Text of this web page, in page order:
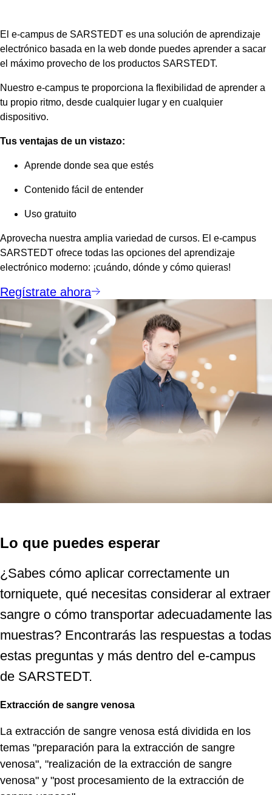
El e-campus de SARSTEDT es una solución de aprendizaje
electrónico basada en la web donde puedes aprender a sacar
el máximo provecho de los productos SARSTEDT.
Nuestro e-campus te proporciona la flexibilidad de aprender a
tu propio ritmo, desde cualquier lugar y en cualquier
dispositivo.
Tus ventajas de un vistazo:
Aprende donde sea que estés
Contenido fácil de entender
Uso gratuito
Aprovecha nuestra amplia variedad de cursos. El e-campus
SARSTEDT ofrece todas las opciones del aprendizaje
electrónico moderno: ¡cuándo, dónde y cómo quieras!
Regístrate ahora
Lo que puedes esperar
¿Sabes cómo aplicar correctamente un
torniquete, qué necesitas considerar al extraer
sangre o cómo transportar adecuadamente las
muestras? Encontrarás las respuestas a todas
estas preguntas y más dentro del e-campus
de SARSTEDT.
Extracción de sangre venosa
La extracción de sangre venosa está dividida en los
temas "preparación para la extracción de sangre
venosa", "realización de la extracción de sangre
venosa" y "post procesamiento de la extracción de